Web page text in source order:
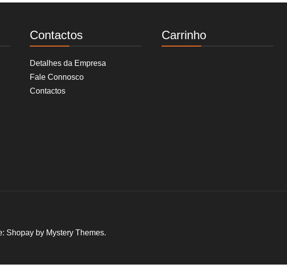
Contactos
Detalhes da Empresa
Fale Connosco
Contactos
Carrinho
Shopay by Mystery Themes.